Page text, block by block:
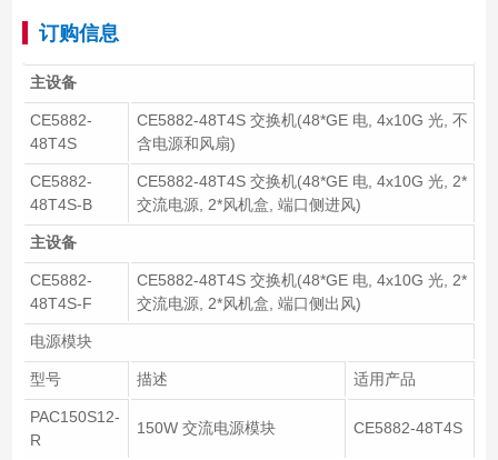
订购信息
主设备
CE5882-
48T4S
CE5882-48T4S 交换机(48*GE 电, 4x10G 光, 不
含电源和风扇)
CE5882-
48T4S-B
CE5882-48T4S 交换机(48*GE 电, 4x10G 光, 2*
交流电源, 2*风机盒, 端口侧进风)
主设备
CE5882-
48T4S-F
CE5882-48T4S 交换机(48*GE 电, 4x10G 光, 2*
交流电源, 2*风机盒, 端口侧出风)
电源模块
型号 描述 适用产品
PAC150S12-
R
150W 交流电源模块 CE5882-48T4S